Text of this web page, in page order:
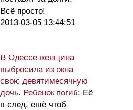
Всё просто!
2013-03-05 13:44:51
В Одессе женщина
выбросила из окна
свою девятимесячную
дочь. Ребенок погиб: Её
в след, ешё чтоб